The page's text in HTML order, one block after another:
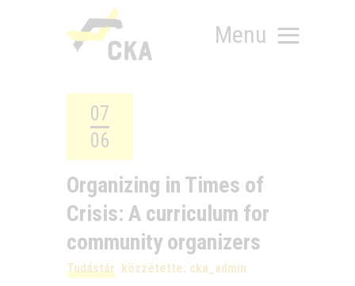
Menu
RÓLUNK
KÉPEZD MAGAD!
TÁMOGATÁS
HÍREINK
07
06
Organizing in Times of
Crisis: A curriculum for
community organizers
Tudástár közzétette: cka_admin